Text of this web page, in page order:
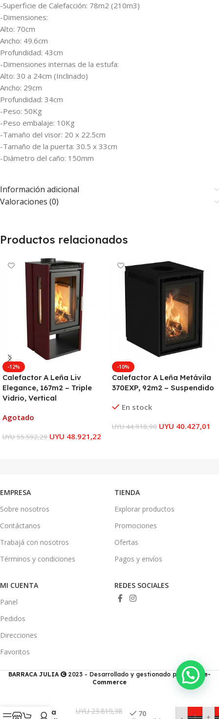
-Superficie de Calefacción: 78m2 (210m3)
-Dimensiones:
Alto: 70cm
Ancho: 49.6cm
Profundidad: 43cm
-Dimensiones internas de la estufa:
Alto: 30 a 24cm (Inclinado)
Ancho: 29cm
Profundidad: 34cm
-Peso: 50Kg
-Peso embalaje: 10Kg
-Tamaño del visor: 20 x 22.5cm
-Tamaño de la puerta: 30.5 x 33cm
-Diámetro del caño: 150mm
Información adicional
Valoraciones (0)
Productos relacionados
-12%
Calefactor A Leña Liv
Elegance, 167m2 – Triple
Vidrio, Vertical
Agotado
UYU55.592,29 UYU 48.921,22
-10%
Calefactor A Leña Metávila
370EXP, 92m2 – Suspendido
En stock
UYU44.918,90 UYU 40.427,01
EMPRESA
Sobre nosotros
Contáctanos
Trabajá con nosotros
Términos y condiciones
TIENDA
Explorar productos
Promociones
Ofertas
Pagos y envíos
MI CUENTA
Panel
Pedidos
Direcciones
Favoritos
REDES SOCIALES
BARRACA JULIA 2023 - Desarrollado y gestionado por Ducis e-
Commerce
A Leña
UYU23.819,38
70
- +